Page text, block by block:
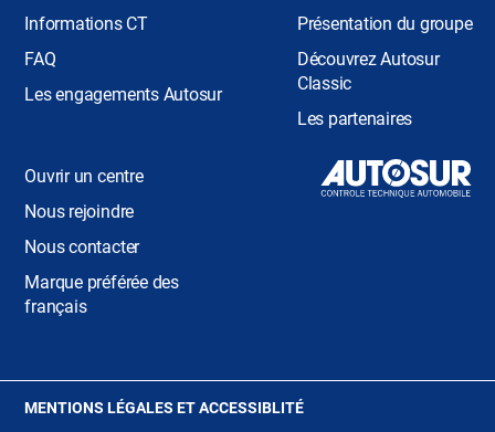
Informations CT
FAQ
Les engagements Autosur
Présentation du groupe
Découvrez Autosur
Classic
Les partenaires
Ouvrir un centre
Nous rejoindre
Nous contacter
Marque préférée des
français
MENTIONS LÉGALES ET ACCESSIBLITÉ(OUVRE